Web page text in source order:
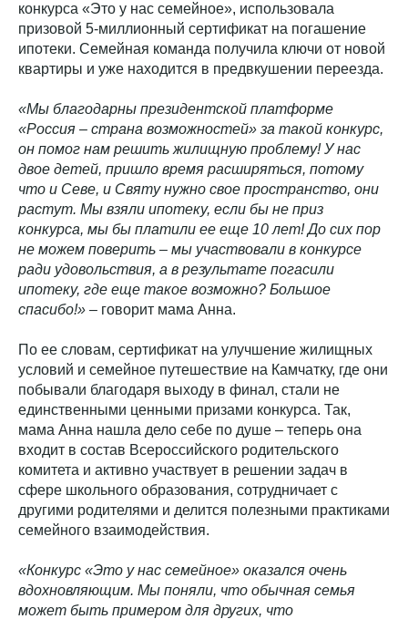
конкурса «Это у нас семейное», использовала
призовой 5-миллионный сертификат на погашение
ипотеки. Семейная команда получила ключи от новой
квартиры и уже находится в предвкушении переезда.
«Мы благодарны президентской платформе
«Россия – страна возможностей» за такой конкурс,
он помог нам решить жилищную проблему! У нас
двое детей, пришло время расширяться, потому
что и Севе, и Святу нужно свое пространство, они
растут. Мы взяли ипотеку, если бы не приз
конкурса, мы бы платили ее еще 10 лет! До сих пор
не можем поверить – мы участвовали в конкурсе
ради удовольствия, а в результате погасили
ипотеку, где еще такое возможно? Большое
спасибо!» – говорит мама Анна.
По ее словам, сертификат на улучшение жилищных
условий и семейное путешествие на Камчатку, где они
побывали благодаря выходу в финал, стали не
единственными ценными призами конкурса. Так,
мама Анна нашла дело себе по душе – теперь она
входит в состав Всероссийского родительского
комитета и активно участвует в решении задач в
сфере школьного образования, сотрудничает с
другими родителями и делится полезными практиками
семейного взаимодействия.
«Конкурс «Это у нас семейное» оказался очень
вдохновляющим. Мы поняли, что обычная семья
может быть примером для других, что